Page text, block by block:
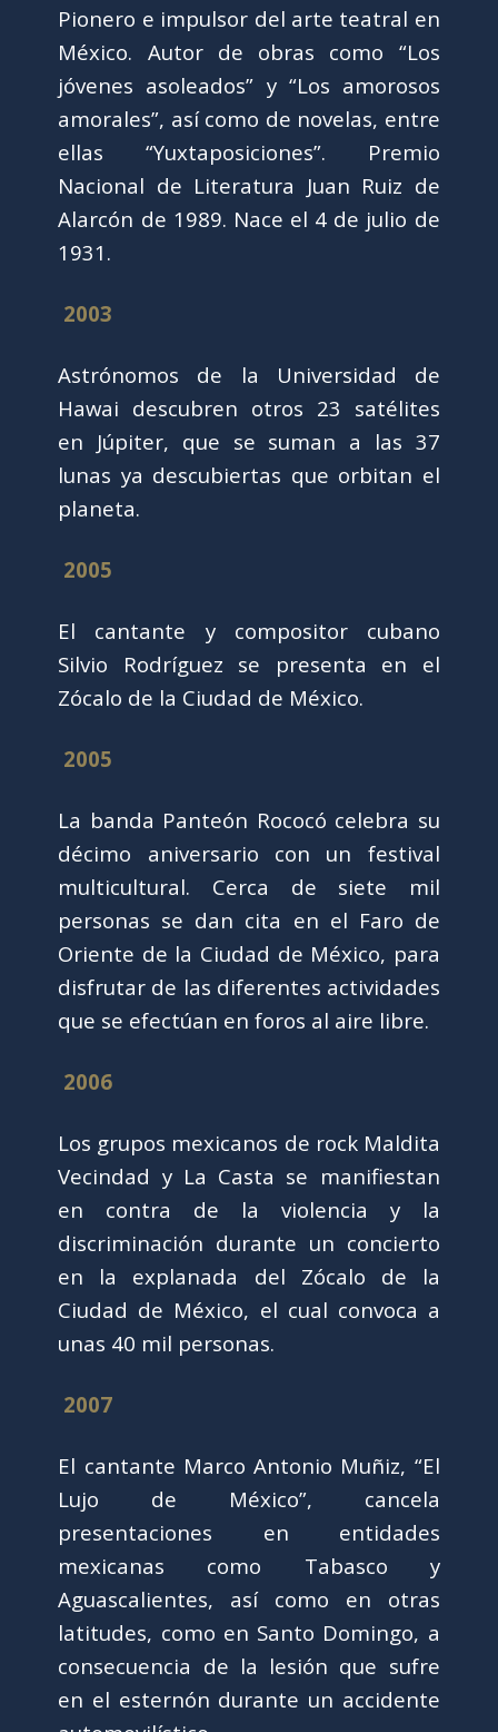
Pionero e impulsor del arte teatral en
México. Autor de obras como “Los
jóvenes asoleados” y “Los amorosos
amorales”, así como de novelas, entre
ellas “Yuxtaposiciones”. Premio
Nacional de Literatura Juan Ruiz de
Alarcón de 1989. Nace el 4 de julio de
1931.
2003
Astrónomos de la Universidad de
Hawai descubren otros 23 satélites
en Júpiter, que se suman a las 37
lunas ya descubiertas que orbitan el
planeta.
2005
El cantante y compositor cubano
Silvio Rodríguez se presenta en el
Zócalo de la Ciudad de México.
2005
La banda Panteón Rococó celebra su
décimo aniversario con un festival
multicultural. Cerca de siete mil
personas se dan cita en el Faro de
Oriente de la Ciudad de México, para
disfrutar de las diferentes actividades
que se efectúan en foros al aire libre.
2006
Los grupos mexicanos de rock Maldita
Vecindad y La Casta se manifiestan
en contra de la violencia y la
discriminación durante un concierto
en la explanada del Zócalo de la
Ciudad de México, el cual convoca a
unas 40 mil personas.
2007
El cantante Marco Antonio Muñiz, “El
Lujo de México”, cancela
presentaciones en entidades
mexicanas como Tabasco y
Aguascalientes, así como en otras
latitudes, como en Santo Domingo, a
consecuencia de la lesión que sufre
en el esternón durante un accidente